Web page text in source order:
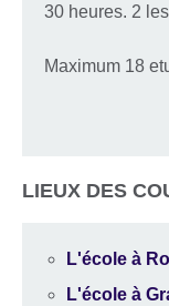
30 heures. 2
Maximum 18
LIEUX DES
L'école à
L'école à